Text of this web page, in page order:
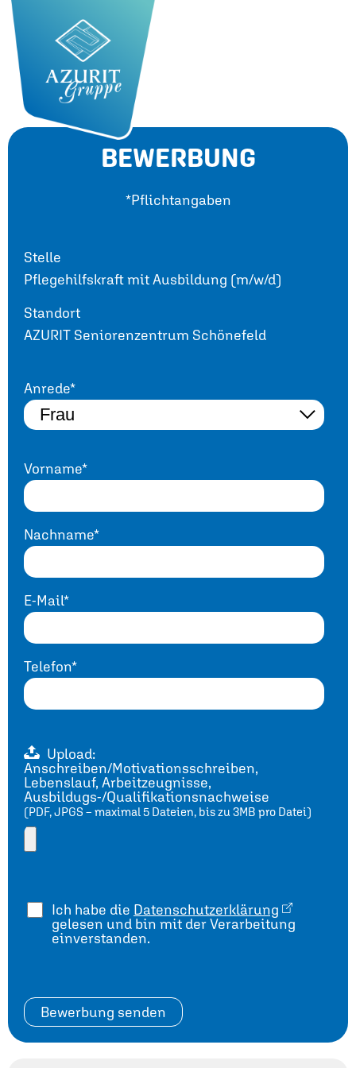
BEWERBUNG
*Pflichtangaben
Stelle
Pflegehilfskraft mit Ausbildung (m/w/d)
Standort
AZURIT Seniorenzentrum Schönefeld
Anrede*
Vorname*
Nachname*
E-Mail*
Telefon*
Upload:
Anschreiben/Motivationsschreiben,
Lebenslauf, Arbeitzeugnisse,
Ausbildugs-/Qualifikationsnachweise
(PDF, JPGS – maximal 5 Dateien, bis zu 3MB pro Datei)
Ich habe die Datenschutzerklärung
gelesen und bin mit der Verarbeitung
einverstanden.